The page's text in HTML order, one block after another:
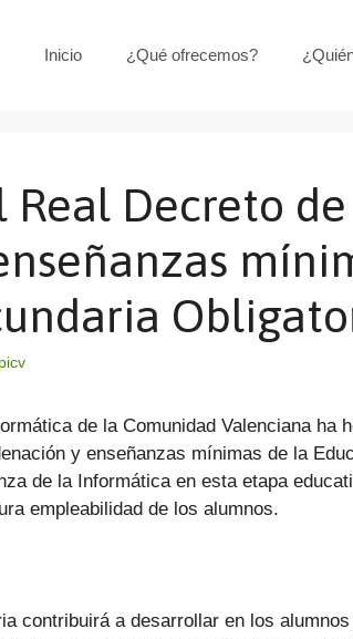
Inicio ¿Qué ofrecemos?
Real Decreto de
de la Comunidad Valenciana ha
y enseñanzas mínimas de la
de la Informática en esta etapa
empleabilidad de los alumnos.
contribuirá a desarrollar en los